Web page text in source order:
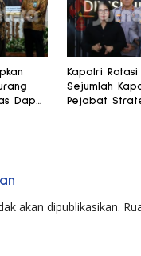
Dapat
Kapolri Rotasi
Sejumlah
Pejabat
akan dipublikasikan.